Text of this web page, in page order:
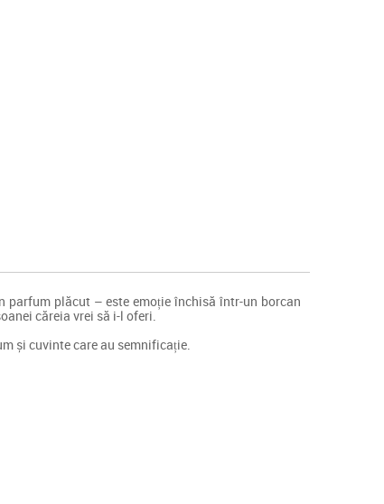
parfum plăcut – este emoție închisă într-un borcan
căreia vrei să i-l oferi.
și cuvinte care au semnificație.